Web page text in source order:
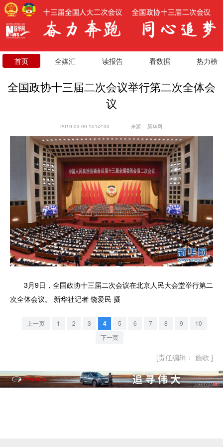
首页 全媒汇 读报告 看数据 热力榜
全国政协十三届二次会议举行第二次全体会
议
2019-03-09 15:52:00 来源：新华网
3月9日，全国政协十三届二次会议在北京人民大会堂举行第二
次全体会议。 新华社记者 饶爱民 摄
上一页 1 2 3 4 5 6 7 8 9
10
下一页
[责任编辑： 施歌 ]